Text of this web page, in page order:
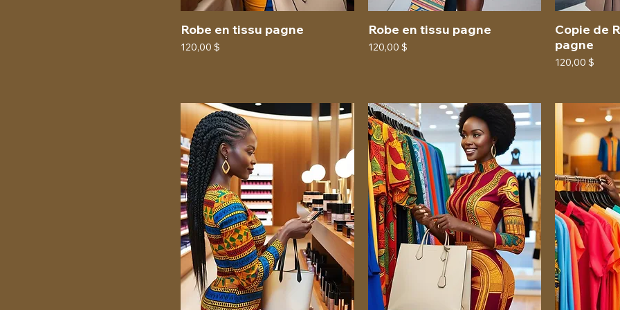
Robe en tissu pagne
Prix
120,00 $
Robe en tissu pagne
Prix
120,00 $
Copie de
pagne
Prix
120,00 $